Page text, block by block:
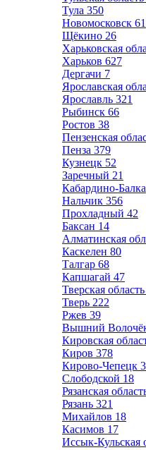
Тула 350
Новомосковск 61
Щёкино 26
Харьковская
Харьков 627
Дергачи 7
Ярославская
Ярославль 321
Рыбинск 66
Ростов 38
Пензенская
Пенза 379
Кузнецк 52
Заречный 21
Кабардино-
Нальчик 356
Прохладный 42
Баксан 14
Алматинская
Каскелен 80
Талгар 68
Капшагай 47
Тверская область
Тверь 222
Ржев 39
Вышний
Кировская
Киров 378
Кирово-Чепецк
Слободской 18
Рязанская
Рязань 321
Михайлов 18
Касимов 17
Иссык-Кульская